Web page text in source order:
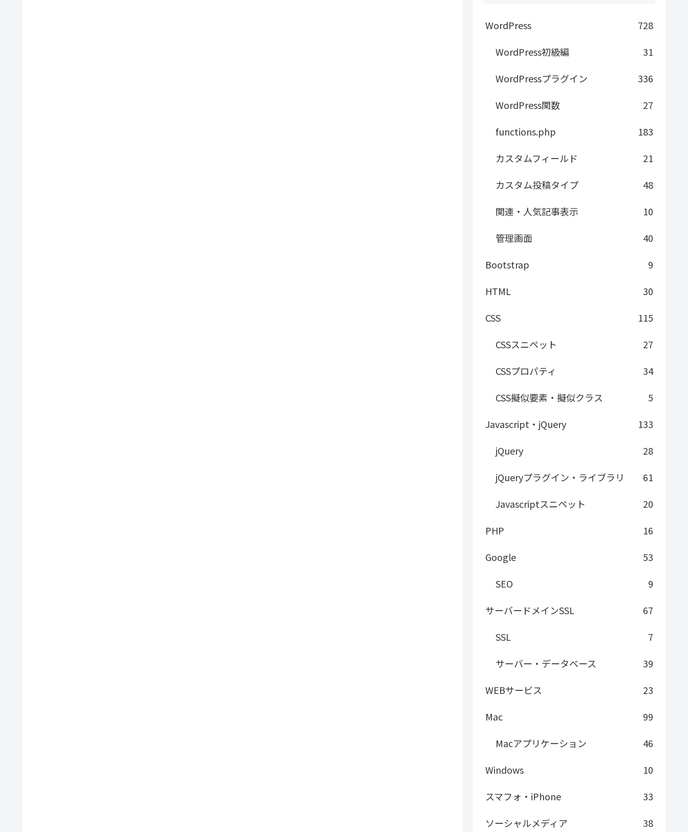
WordPress
728
WordPress初級編
31
WordPressプラグイン
336
WordPress関数
27
functions.php
183
カスタムフィールド
21
カスタム投稿タイプ
48
関連・人気記事表示
10
管理画面
40
Bootstrap
9
HTML
30
CSS
115
CSSスニペット
27
CSSプロパティ
34
CSS擬似要素・擬似クラス
5
Javascript・jQuery
133
jQuery
28
jQueryプラグイン・ライブラリ
61
Javascriptスニペット
20
PHP
16
Google
53
SEO
9
サーバードメインSSL
67
SSL
7
サーバー・データベース
39
WEBサービス
23
Mac
99
Macアプリケーション
46
Windows
10
スマフォ・iPhone
33
ソーシャルメディア
38